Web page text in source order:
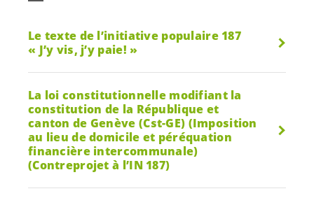
Le texte de l’initiative populaire 187
« J’y vis, j’y paie! »
La loi constitutionnelle modifiant la
constitution de la République et
canton de Genève (Cst-GE) (Imposition
au lieu de domicile et péréquation
financière intercommunale)
(Contreprojet à l’IN 187)